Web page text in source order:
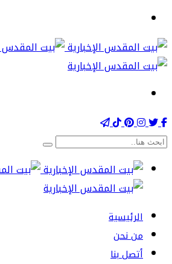
الرئيسية
من نحن
أتصل بنا